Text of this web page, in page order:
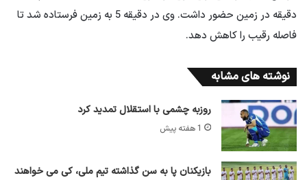
دقیقه در زمین حضور داشت. وی در دقیقه 5 به زمین فرستاده شد تا
فاصله رقیب را کاهش دهد.
نوشته های مشابه
روزبه چشمی با استقلال تمدید کرد
1 هفته پیش
بازیکنان پا به سن گذاشته تیم ملی، کی می خواهند